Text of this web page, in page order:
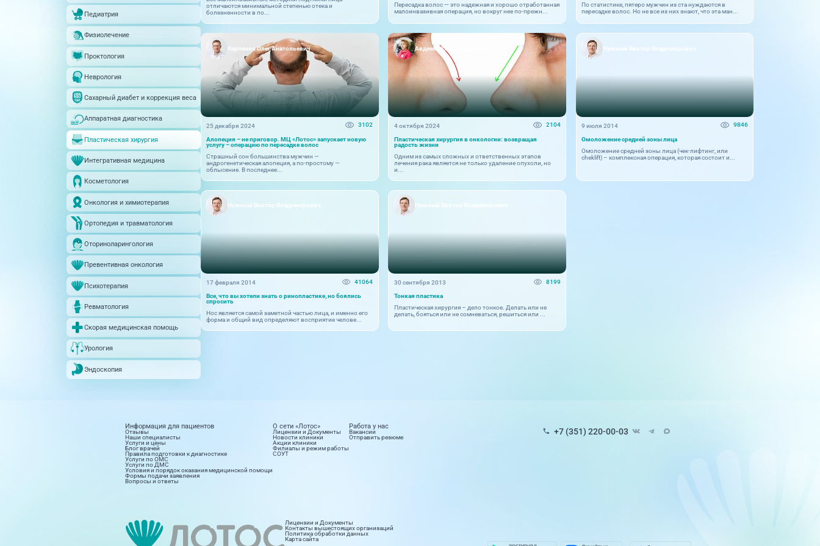
Педиатрия
Физиолечение
Проктология
Неврология
Сахарный диабет и коррекция веса
Аппаратная диагностика
Пластическая хирургия
Интегративная медицина
Косметология
Онкология и химиотерапия
Ортопедия и травматология
Оториноларингология
Превентивная онкология
Психотерапия
Ревматология
Скорая медицинская помощь
Урология
Эндоскопия
отличаются минимальной степенью отека и
болезненности в по...
Пересадка волос — это надежная и хорошо отработанная
малоинвазивная операция, но вокруг нее по-прежн...
По статистике, пятеро мужчин из ста нуждаются в
пересадке волос. Но не все из них знают, что эта ман...
Карпенко Олег Анатольевич
25 декабря 2024 3102
Алопеция – не приговор. МЦ «Лотос» запускает новую
услугу – операцию по пересадке волос
Страшный сон большинства мужчин —
андрогенетическая алопеция, а по-простому —
облысение. В последнее...
Авдеева Юлия Сергеевна
4 октября 2024 2104
Пластическая хирургия в онкологии: возвращая
радость жизни
Одним из самых сложных и ответственных этапов
лечения рака является не только удаление опухоли, но
и...
Нужный Виктор Владимирович
9 июля 2014 9846
Омоложение средней зоны лица
Омоложение средней зоны лица (чек-лифтинг, или
cheklift) – комплексная операция, которая состоит и...
Нужный Виктор Владимирович
17 февраля 2014 41064
Все, что вы хотели знать о ринопластике, но боялись
спросить
Нос является самой заметной частью лица, и именно его
форма и общий вид определяют восприятие челове...
Нужный Виктор Владимирович
30 сентября 2013 8199
Тонкая пластика
Пластическая хирургия – дело тонкое. Делать или не
делать, бояться или не сомневаться, решиться или ...
+7 (351) 220-00-03
Информация для пациентов
Отзывы
Наши специалисты
Услуги и цены
Блог врачей
Правила подготовки к диагностике
Услуги по ОМС
Услуги по ДМС
Условия и порядок оказания медицинской помощи
Формы подачи заявления
Вопросы и ответы
О сети «Лотос»
Лицензии и Документы
Новости клиники
Акции клиники
Филиалы и режим работы
СОУТ
Работа у нас
Вакансии
Отправить резюме
Лицензии и Документы
Контакты вышестоящих организаций
Политика обработки данных
Карта сайта
8 направлений 15 направлений